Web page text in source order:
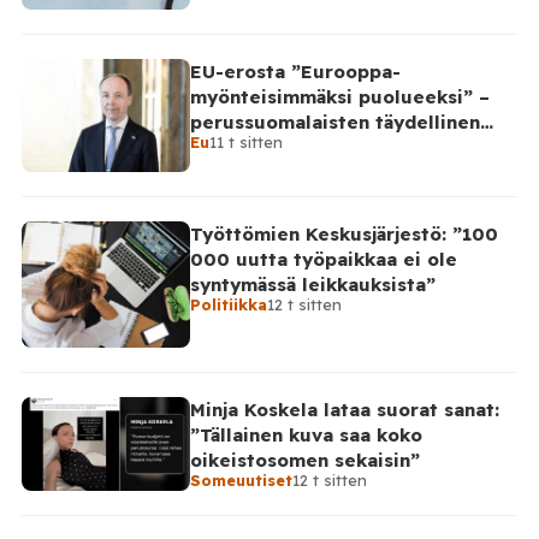
EU-erosta ”Eurooppa-
myönteisimmäksi puolueeksi” –
perussuomalaisten täydellinen
takinkääntö
Eu11 t sitten
Työttömien Keskusjärjestö: ”100
000 uutta työpaikkaa ei ole
syntymässä leikkauksista”
Politiikka12 t sitten
Minja Koskela lataa suorat sanat:
”Tällainen kuva saa koko
oikeistosomen sekaisin”
Someuutiset12 t sitten